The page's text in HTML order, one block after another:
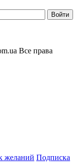
Все права
желаний Подписка